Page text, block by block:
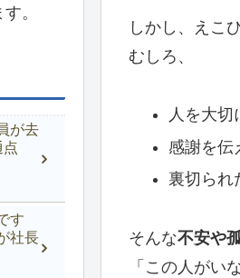
しかし、えこ
むしろ、
人を大切
感謝を伝
裏切られ
そんな不安や
「この人がい
。
が去
点
す
社長